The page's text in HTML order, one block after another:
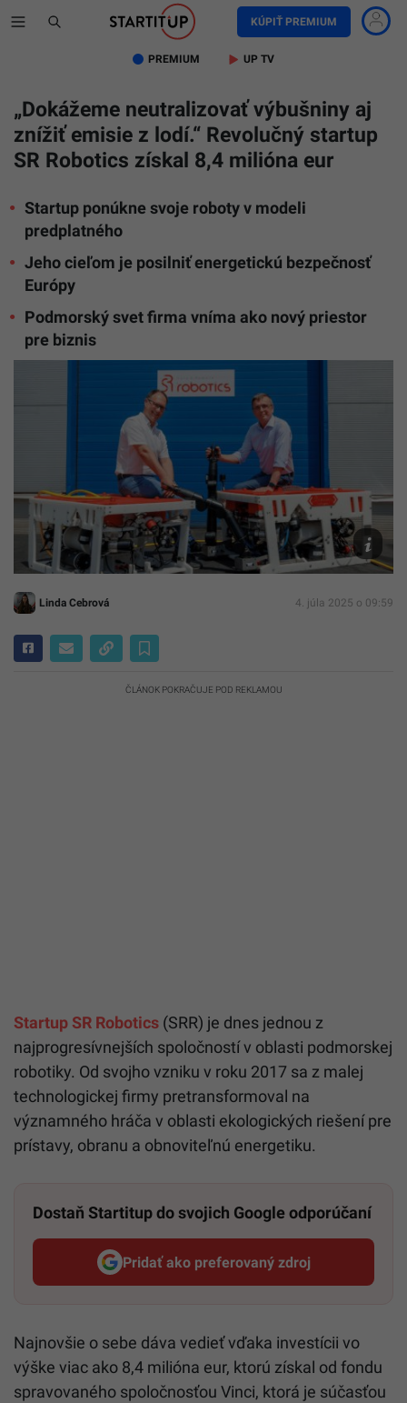
KÚPIŤ PREMIUM
PREMIUM UP TV
„Dokážeme neutralizovať výbušniny aj
znížiť emisie z lodí.“ Revolučný startup
SR Robotics získal 8,4 milióna eur
Startup ponúkne svoje roboty v modeli
predplatného
Jeho cieľom je posilniť energetickú bezpečnosť
Európy
Podmorský svet firma vníma ako nový priestor
pre biznis
SR
Robotics
SR
Robotics
Linda Cebrová 4. júla 2025 o 09:59
ČLÁNOK POKRAČUJE POD REKLAMOU
Startup SR Robotics (SRR) je dnes jednou z
najprogresívnejších spoločností v oblasti podmorskej
robotiky. Od svojho vzniku v roku 2017 sa z malej
technologickej firmy pretransformoval na
významného hráča v oblasti ekologických riešení pre
prístavy, obranu a obnoviteľnú energetiku.
Dostaň Startitup do svojich Google odporúčaní
Pridať ako preferovaný zdroj
Startitup, odkaz sa otvorí v
Najnovšie o sebe dáva vedieť vďaka investícii vo
výške viac ako 8,4 milióna eur, ktorú získal od fondu
spravovaného spoločnosťou Vinci, ktorá je súčasťou